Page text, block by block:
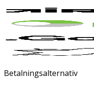
Betalningsalternativ